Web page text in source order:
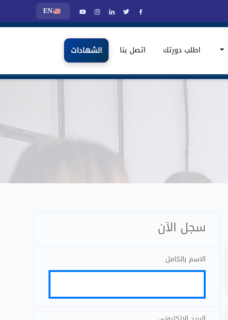
EN
اطلب دورتك اتصل بنا الشهادات
سجل الآن
الاسم بالكامل